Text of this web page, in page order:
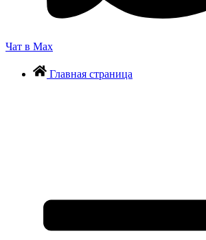
Чат в Max
Главная страница